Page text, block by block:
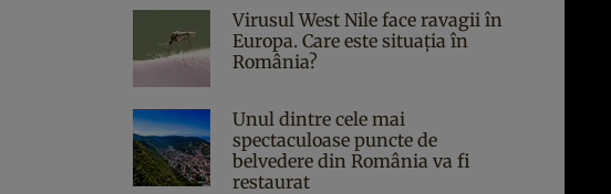
Virusul West Nile face ravagii în
Europa. Care este situația în
România?
Unul dintre cele mai
spectaculoase puncte de
belvedere din România va fi
restaurat